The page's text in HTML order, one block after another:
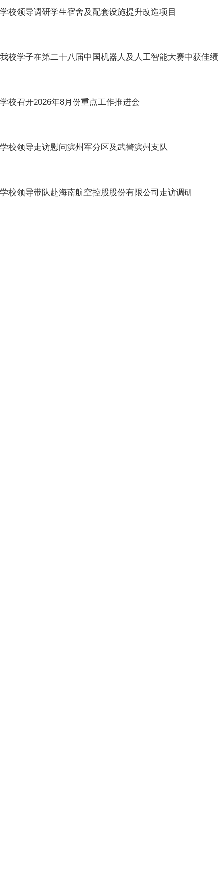
学校领导调研学生宿舍及配套设施提升改造项目
我校学子在第二十八届中国机器人及人工智能大赛中获佳绩
学校召开2026年8月份重点工作推进会
学校领导走访慰问滨州军分区及武警滨州支队
学校领导带队赴海南航空控股股份有限公司走访调研